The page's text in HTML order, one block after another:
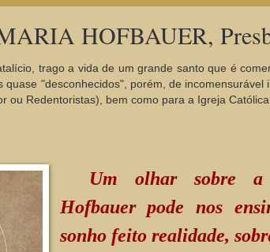
HOFBAUER,
trago a vida de um grande santo que é
quase "desconhecidos", porém, de
ou Redentoristas), bem como para a Igreja
Um olhar sobre a
Hofbauer pode nos
sonho feito realidade,